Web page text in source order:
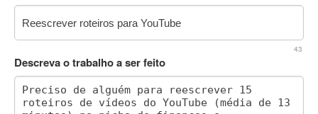
43
Descreva o trabalho a ser feito